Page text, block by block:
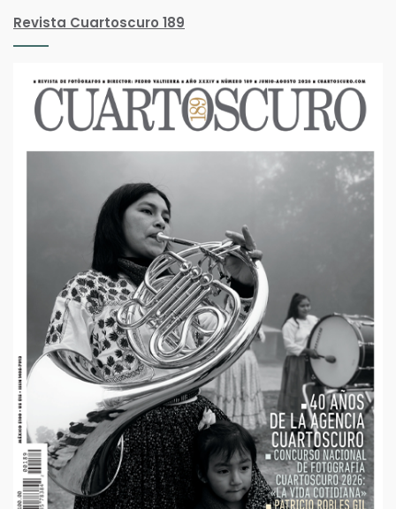
Revista Cuartoscuro 189